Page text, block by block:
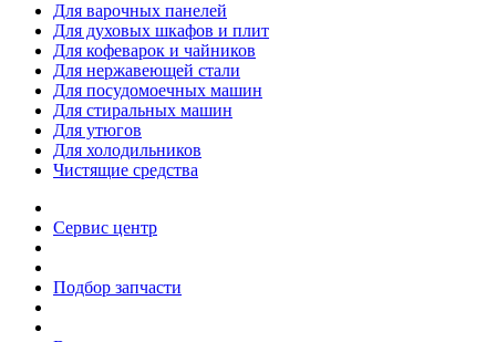
Для варочных панелей
Для духовых шкафов и плит
Для кофеварок и чайников
Для нержавеющей стали
Для посудомоечных машин
Для стиральных машин
Для утюгов
Для холодильников
Чистящие средства
Сервис центр
Подбор запчасти